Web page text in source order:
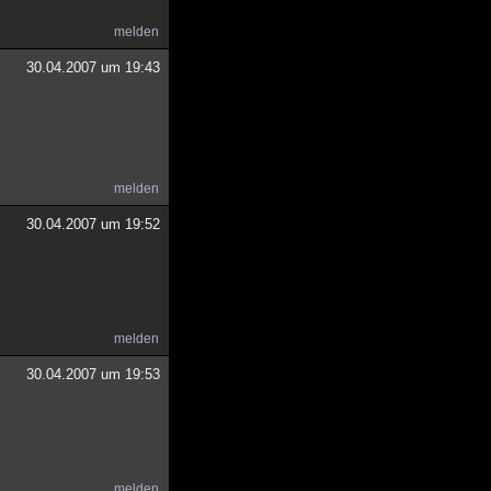
melden
30.04.2007 um 19:43
melden
30.04.2007 um 19:52
melden
30.04.2007 um 19:53